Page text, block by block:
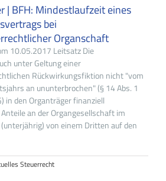
| BFH: Mindestlaufzeit eines
bei
Organschaft
10.05.2017 Leitsatz Die
unter Geltung einer
Rückwirkungsfiktion nicht "vom
an ununterbrochen" (§ 14 Abs. 1
in den Organträger finanziell
an der Organgesellschaft im
von einem Dritten auf den
Steuerrecht